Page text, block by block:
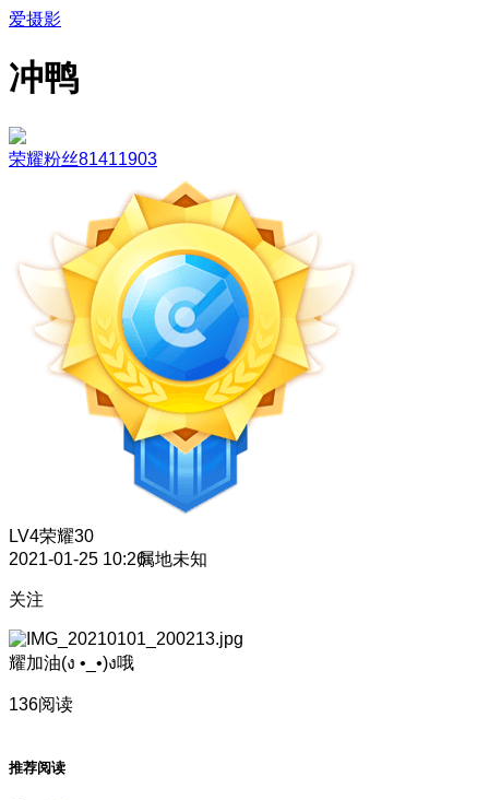
爱摄影
冲鸭
荣耀粉丝81411903
LV4荣耀30
2021-01-25 10:26属地未知
关注
耀加油(ง •_•)ง哦
136阅读
推荐阅读